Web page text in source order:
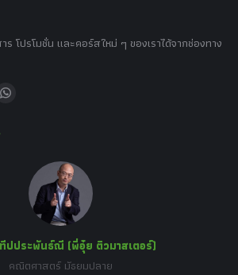
โปรโมชั่น และคอร์สใหม่ ๆ ของเราได้จากช่องทาง
Whatsapp
window
ปประพันธ์ณี (พี่อุ๋ย ติวมาสเตอร์)
คณิตศาสตร์ มัธยมปลาย